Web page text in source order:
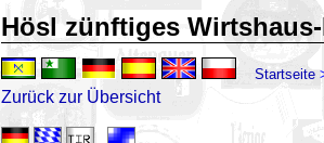
Hösl zünftiges
Startseite
Zurück zur Übersicht